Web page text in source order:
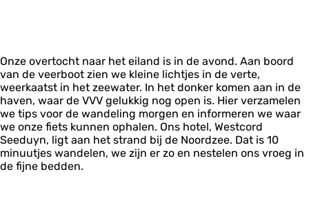
Onze overtocht naar het eiland is in de avond. Aan boord
van de veerboot zien we kleine lichtjes in de verte,
weerkaatst in het zeewater. In het donker komen aan in de
haven, waar de VVV gelukkig nog open is. Hier verzamelen
we tips voor de wandeling morgen en informeren we waar
we onze fiets kunnen ophalen. Ons hotel, Westcord
Seeduyn, ligt aan het strand bij de Noordzee. Dat is 10
minuutjes wandelen, we zijn er zo en nestelen ons vroeg in
de fijne bedden.